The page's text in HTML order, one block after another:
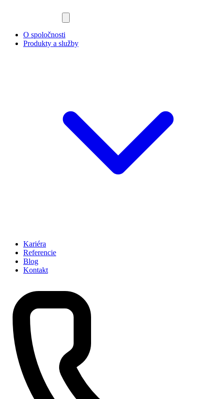
O spoločnosti
Produkty a služby
Kariéra
Referencie
Blog
Kontakt